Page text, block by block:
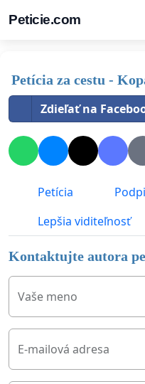
Peticie.com
Petícia za cestu -
Zdieľať na
Petícia
Lepšia viditeľnosť
Kontaktujte autora
Vaše meno
E-mailová adresa